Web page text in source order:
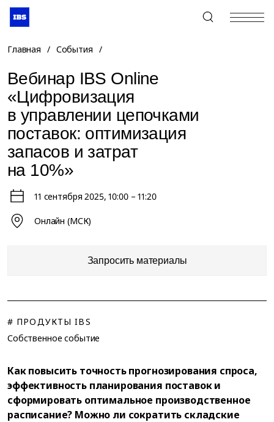
+7 (495) 967-80-80
Главная / События /
Вебинар IBS Online
«Цифровизация
в управлении цепочками
поставок: оптимизация
запасов и затрат
на 10%»
11 сентября 2025, 10:00 – 11:20
Онлайн (МСК)
Запросить материалы
# ПРОДУКТЫ IBS
Собственное событие
Как повысить точность прогнозирования спроса,
эффективность планирования поставок и
сформировать оптимальное производственное
расписание? Можно ли сократить складские